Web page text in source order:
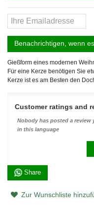
Benachrichtigen, wenn
Gießform eines modernen
Für eine Kerze benötigen Sie
Kerze ist es am Besten den
Customer ratings and
Nobody has posted a review
in this language
Share
Zur Wunschliste